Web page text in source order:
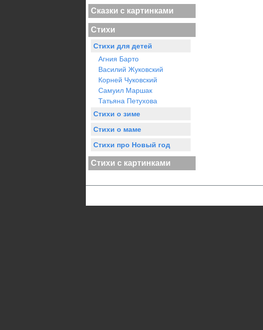
Сказки с картинками
Стихи
Стихи для детей
Агния Барто
Василий Жуковский
Корней Чуковский
Самуил Маршак
Татьяна Петухова
Стихи о зиме
Стихи о маме
Стихи про Новый год
Стихи с картинками